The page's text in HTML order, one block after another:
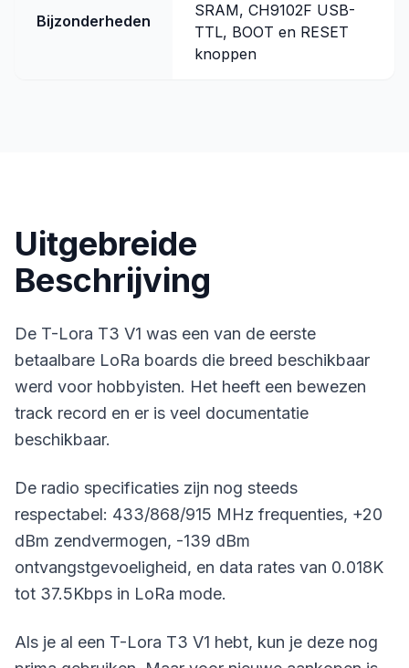
Bijzonderheden
SRAM, CH9102F USB-
TTL, BOOT en RESET
knoppen
Uitgebreide
Beschrijving
De T-Lora T3 V1 was een van de eerste
betaalbare LoRa boards die breed beschikbaar
werd voor hobbyisten. Het heeft een bewezen
track record en er is veel documentatie
beschikbaar.
De radio specificaties zijn nog steeds
respectabel: 433/868/915 MHz frequenties, +20
dBm zendvermogen, -139 dBm
ontvangstgevoeligheid, en data rates van 0.018K
tot 37.5Kbps in LoRa mode.
Als je al een T-Lora T3 V1 hebt, kun je deze nog